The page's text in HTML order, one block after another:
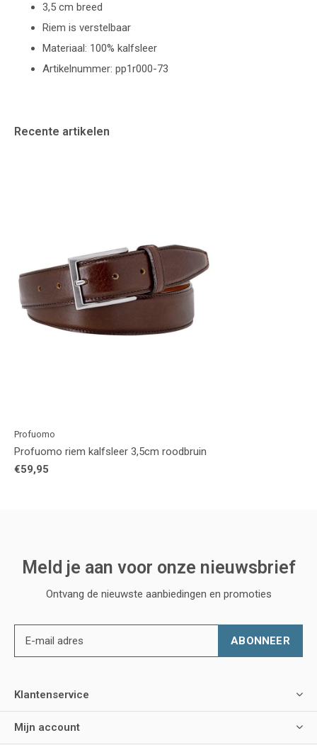
3,5 cm breed
Riem is verstelbaar
Materiaal: 100% kalfsleer
Artikelnummer: pp1r000-73
Recente artikelen
Profuomo
Profuomo riem kalfsleer 3,5cm roodbruin
€59,95
Meld je aan voor onze nieuwsbrief
Ontvang de nieuwste aanbiedingen en promoties
ABONNEER
Klantenservice
Mijn account